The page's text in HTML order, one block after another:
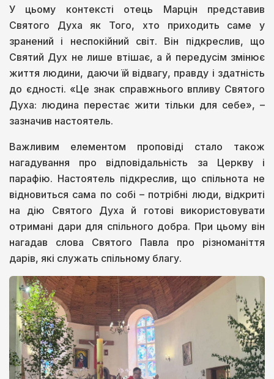
У цьому контексті отець Марцін представив
Святого Духа як Того, хто приходить саме у
зранений і неспокійний світ. Він підкреслив, що
Святий Дух не лише втішає, а й передусім змінює
життя людини, даючи їй відвагу, правду і здатність
до єдності. «Це знак справжнього впливу Святого
Духа: людина перестає жити тільки для себе», –
зазначив настоятель.
Важливим елементом проповіді стало також
нагадування про відповідальність за Церкву і
парафію. Настоятель підкреслив, що спільнота не
відновиться сама по собі – потрібні люди, відкриті
на дію Святого Духа й готові використовувати
отримані дари для спільного добра. При цьому він
нагадав слова Святого Павла про різноманіття
дарів, які служать спільному благу.